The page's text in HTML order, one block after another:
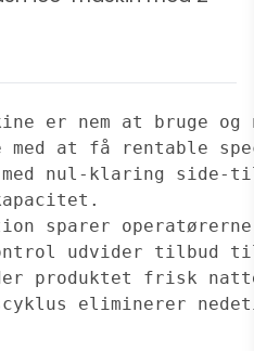
er nem at bruge og
med at få rentable
nul-klaring
sparer
udvider tilbud
produktet frisk
eliminerer